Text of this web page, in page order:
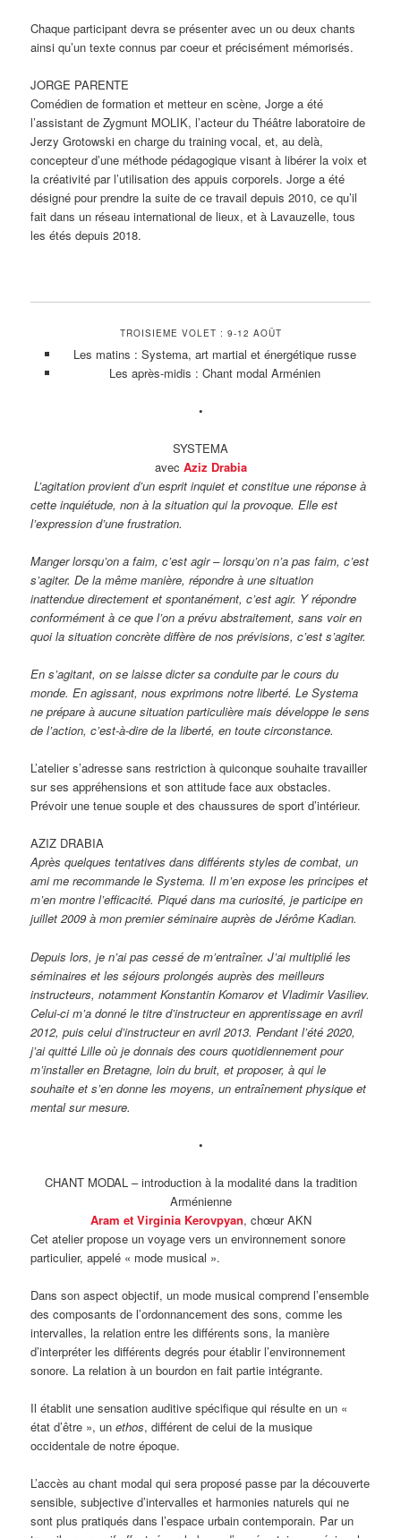
Chaque participant devra se présenter avec un ou deux chants
ainsi qu’un texte connus par coeur et précisément mémorisés.
JORGE PARENTE
Comédien de formation et metteur en scène, Jorge a été
l’assistant de Zygmunt MOLIK, l’acteur du Théâtre laboratoire de
Jerzy Grotowski en charge du training vocal, et, au delà,
concepteur d’une méthode pédagogique visant à libérer la voix et
la créativité par l’utilisation des appuis corporels. Jorge a été
désigné pour prendre la suite de ce travail depuis 2010, ce qu’il
fait dans un réseau international de lieux, et à Lavauzelle, tous
les étés depuis 2018.
TROISIEME VOLET : 9-12 AOÛT
Les matins : Systema, art martial et énergétique russe
Les après-midis : Chant modal Arménien
•
SYSTEMA
avec Aziz Drabia
L’agitation provient d’un esprit inquiet et constitue une réponse à
cette inquiétude, non à la situation qui la provoque. Elle est
l’expression d’une frustration.
Manger lorsqu’on a faim, c’est agir – lorsqu’on n’a pas faim, c’est
s’agiter. De la même manière, répondre à une situation
inattendue directement et spontanément, c’est agir. Y répondre
conformément à ce que l’on a prévu abstraitement, sans voir en
quoi la situation concrète diffère de nos prévisions, c’est s’agiter.
En s’agitant, on se laisse dicter sa conduite par le cours du
monde. En agissant, nous exprimons notre liberté. Le Systema
ne prépare à aucune situation particulière mais développe le sens
de l’action, c’est-à-dire de la liberté, en toute circonstance.
L’atelier s’adresse sans restriction à quiconque souhaite travailler
sur ses appréhensions et son attitude face aux obstacles.
Prévoir une tenue souple et des chaussures de sport d’intérieur.
AZIZ DRABIA
Après quelques tentatives dans différents styles de combat, un
ami me recommande le Systema. Il m’en expose les principes et
m’en montre l’efficacité. Piqué dans ma curiosité, je participe en
juillet 2009 à mon premier séminaire auprès de Jérôme Kadian.
Depuis lors, je n’ai pas cessé de m’entraîner. J’ai multiplié les
séminaires et les séjours prolongés auprès des meilleurs
instructeurs, notamment Konstantin Komarov et Vladimir Vasiliev.
Celui-ci m’a donné le titre d’instructeur en apprentissage en avril
2012, puis celui d’instructeur en avril 2013. Pendant l’été 2020,
j’ai quitté Lille où je donnais des cours quotidiennement pour
m’installer en Bretagne, loin du bruit, et proposer, à qui le
souhaite et s’en donne les moyens, un entraînement physique et
mental sur mesure.
•
CHANT MODAL – introduction à la modalité dans la tradition
Arménienne
Aram et Virginia Kerovpyan, chœur AKN
Cet atelier propose un voyage vers un environnement sonore
particulier, appelé « mode musical ».
Dans son aspect objectif, un mode musical comprend l’ensemble
des composants de l’ordonnancement des sons, comme les
intervalles, la relation entre les différents sons, la manière
d’interpréter les différents degrés pour établir l’environnement
sonore. La relation à un bourdon en fait partie intégrante.
Il établit une sensation auditive spécifique qui résulte en un «
état d’être », unethos, différent de celui de la musique
occidentale de notre époque.
L’accès au chant modal qui sera proposé passe par la découverte
sensible, subjective d’intervalles et harmonies naturels qui ne
sont plus pratiqués dans l’espace urbain contemporain. Par un